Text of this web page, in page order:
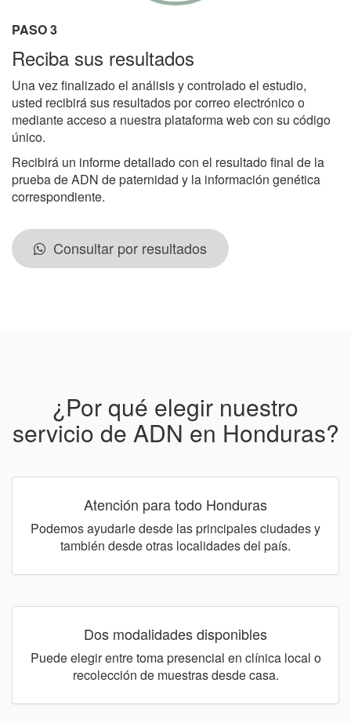
PASO 3
Reciba sus resultados
Una vez finalizado el análisis y controlado el estudio,
usted recibirá sus resultados por correo electrónico o
mediante acceso a nuestra plataforma web con su código
único.
Recibirá un informe detallado con el resultado final de la
prueba de ADN de paternidad y la información genética
correspondiente.
Consultar por resultados
¿Por qué elegir nuestro
servicio de ADN en Honduras?
Atención para todo Honduras
Podemos ayudarle desde las principales ciudades y
también desde otras localidades del país.
Dos modalidades disponibles
Puede elegir entre toma presencial en clínica local o
recolección de muestras desde casa.